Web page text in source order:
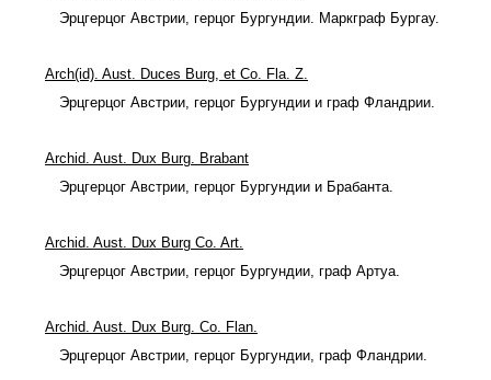
Эрцгерцог Австрии, герцог Бургундии. Маркграф Бургау.
Arch(id). Aust. Duces Burg, et Co. Fla. Z.
Эрцгерцог Австрии, герцог Бургундии и граф Фландрии.
Archid. Aust. Dux Burg. Brabant
Эрцгерцог Австрии, герцог Бургундии и Брабанта.
Archid. Aust. Dux Burg Co. Art.
Эрцгерцог Австрии, герцог Бургундии, граф Артуа.
Archid. Aust. Dux Burg. Co. Flan.
Эрцгерцог Австрии, герцог Бургундии, граф Фландрии.